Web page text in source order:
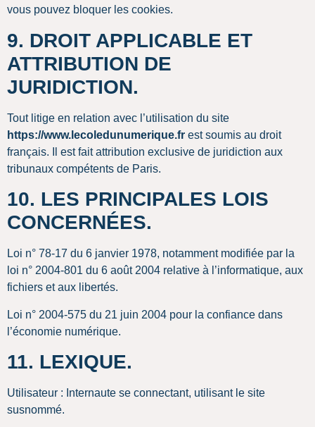
vous pouvez bloquer les cookies.
9. DROIT APPLICABLE ET
ATTRIBUTION DE
JURIDICTION.
Tout litige en relation avec l’utilisation du site
https://www.lecoledunumerique.fr est soumis au droit
français. Il est fait attribution exclusive de juridiction aux
tribunaux compétents de Paris.
10. LES PRINCIPALES LOIS
CONCERNÉES.
Loi n° 78-17 du 6 janvier 1978, notamment modifiée par la
loi n° 2004-801 du 6 août 2004 relative à l’informatique, aux
fichiers et aux libertés.
Loi n° 2004-575 du 21 juin 2004 pour la confiance dans
l’économie numérique.
11. LEXIQUE.
Utilisateur : Internaute se connectant, utilisant le site
susnommé.